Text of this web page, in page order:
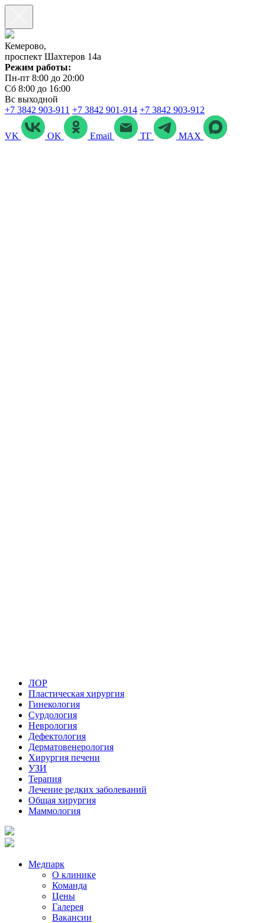
Кемерово,
проспект Шахтеров 14а
Режим работы:
Пн-пт 8:00 до 20:00
Сб 8:00 до 16:00
Вс выходной
+7 3842 903‑911 +7 3842 901‑914 +7 3842 903-912
VK OK Email ТГ MAX
ЛОР
Пластическая хирургия
Гинекология
Сурдология
Неврология
Дефектология
Дерматовенерология
Хирургия печени
УЗИ
Терапия
Лечение редких заболеваний
Общая хирургия
Маммология
Медпарк
О клинике
Команда
Цены
Галерея
Вакансии